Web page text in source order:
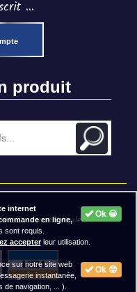
...
produit
ⓒ - Mentions légales
Ok 😀
internet
en ligne,
sont requis.
accepterleur utilisation.
Ok 😟
sur notre site web
instantanée,
de navigation, ... ).